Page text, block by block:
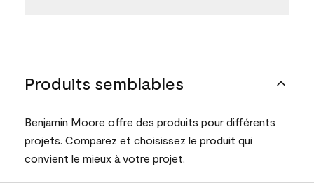
Produits semblables
Benjamin Moore offre des produits pour différents
projets. Comparez et choisissez le produit qui
convient le mieux à votre projet.